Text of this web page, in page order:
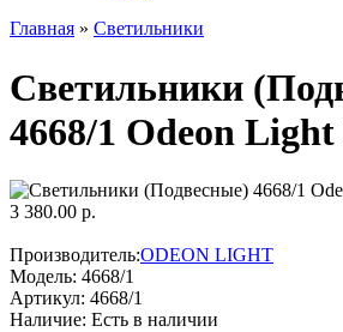
Главная » Светильники
Светильники
4668/1 Odeon
3 380.00 р.
Производитель:ODEON LIGHT
Модель: 4668/1
Артикул: 4668/1
Наличие: Есть в наличии